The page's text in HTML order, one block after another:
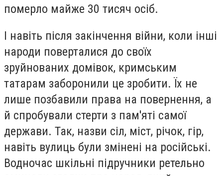
померло майже 30 тисяч осіб.
І навіть після закінчення війни, коли інші
народи поверталися до своїх
зруйнованих домівок, кримським
татарам заборонили це зробити. Їх не
лише позбавили права на повернення, а
й спробували стерти з пам'яті самої
держави. Так, назви сіл, міст, річок, гір,
навіть вулиць були змінені на російські.
Водночас шкільні підручники ретельно